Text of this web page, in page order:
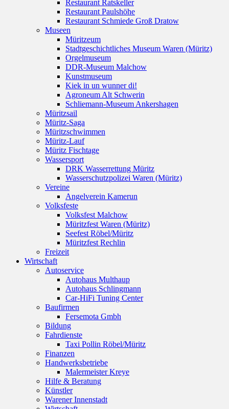
Restaurant Ratskeller
Restaurant Paulshöhe
Restaurant Schmiede Groß Dratow
Museen
Müritzeum
Stadtgeschichtliches Museum Waren (Müritz)
Orgelmuseum
DDR-Museum Malchow
Kunstmuseum
Kiek in un wunner di!
Agroneum Alt Schwerin
Schliemann-Museum Ankershagen
Müritzsail
Müritz-Saga
Müritzschwimmen
Müritz-Lauf
Müritz Fischtage
Wassersport
DRK Wasserrettung Müritz
Wasserschutzpolizei Waren (Müritz)
Vereine
Angelverein Kamerun
Volksfeste
Volksfest Malchow
Müritzfest Waren (Müritz)
Seefest Röbel/Müritz
Müritzfest Rechlin
Freizeit
Wirtschaft
Autoservice
Autohaus Multhaup
Autohaus Schlingmann
Car-HiFi Tuning Center
Baufirmen
Fersemota Gmbh
Bildung
Fahrdienste
Taxi Pollin Röbel/Müritz
Finanzen
Handwerksbetriebe
Malermeister Kreye
Hilfe & Beratung
Künstler
Warener Innenstadt